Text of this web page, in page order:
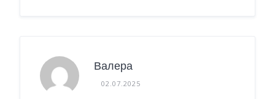
Валера
02.07.2025